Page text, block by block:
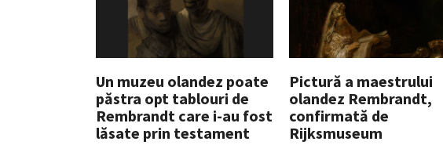
Un muzeu olandez poate
păstra opt tablouri de
Rembrandt care i-au fost
lăsate prin testament
Pictură a maestrului
olandez Rembrandt,
confirmată de
Rijksmuseum